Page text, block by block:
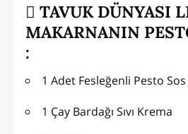
TAVUK DÜNYASI
MAKARNANIN
:
1 Adet Fesleğenli Pesto
1 Çay Bardağı Sıvı Krema